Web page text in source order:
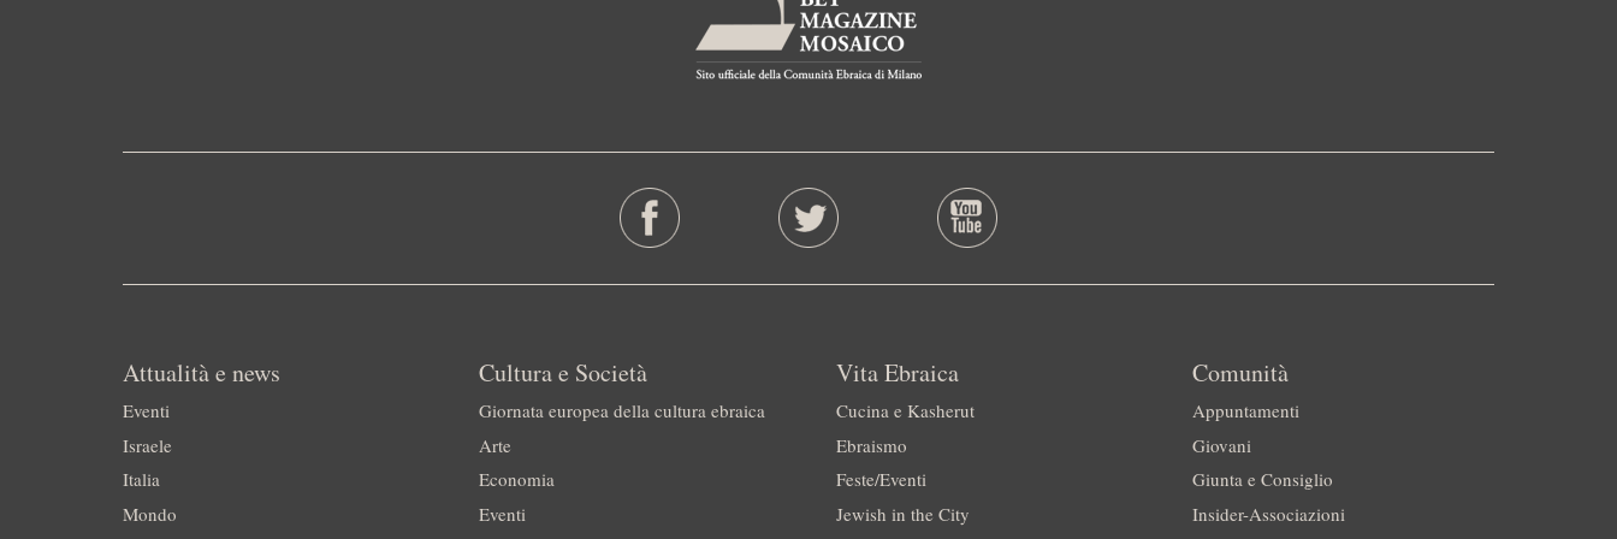
Attualità e news
Eventi
Israele
Italia
Mondo
Cultura e Società
Giornata europea della cultura ebraica
Arte
Economia
Eventi
Vita Ebraica
Cucina e Kasherut
Ebraismo
Feste/Eventi
Jewish in the City
Comunità
Appuntamenti
Giovani
Giunta e Consiglio
Insider-Associazioni